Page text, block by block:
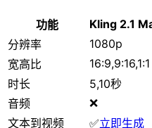
功能 Kling 2.1
分辨率
1080p
宽高比
16:9,9:16,1:1
时长
5,10秒
音频
❌
文本到视频
✅立即生成